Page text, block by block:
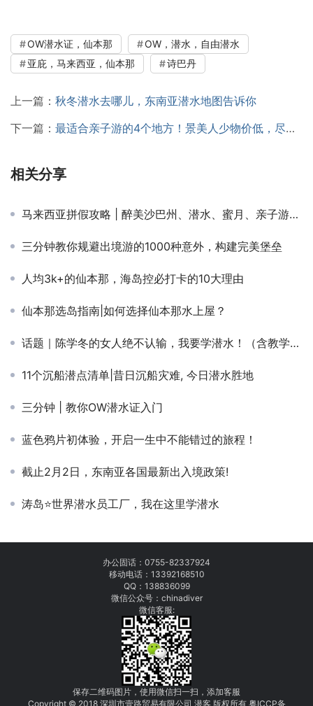
OW潜水证，仙本那
OW，潜水，自由潜水
亚庇，马来西亚，仙本那
诗巴丹
上一篇： 秋冬潜水去哪儿，东南亚潜水地图告诉你
下一篇： 最适合亲子游的4个地方！景美人少物价低，尽享天伦之乐！
相关分享
马来西亚拼假攻略 | 醉美沙巴州、潜水、蜜月、亲子游，长假短假出游同样尽兴！
三分钟教你规避出境游的1000种意外，构建完美堡垒
人均3k+的仙本那，海岛控必打卡的10大理由
仙本那选岛指南|如何选择仙本那水上屋？
话题｜陈学冬的女人绝不认输，我要学潜水！（含教学视频）
11个沉船潜点清单|昔日沉船灾难, 今日潜水胜地
三分钟 | 教你OW潜水证入门
蓝色鸦片初体验，开启一生中不能错过的旅程！
截止2月2日，东南亚各国最新出入境政策!
涛岛⭐世界潜水员工厂，我在这里学潜水
办公固话： 0755-82337924
移动电话： 13392168510
QQ：138836099
微信公众号：chinadiver
微信客服:
保存二维码图片，使用微信扫一扫，添加客服
Copyright © 2018 深圳市壹路贸易有限公司 潜客 版权所有 粤ICCP备